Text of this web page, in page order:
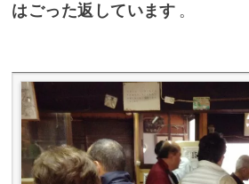
はごった返しています 。